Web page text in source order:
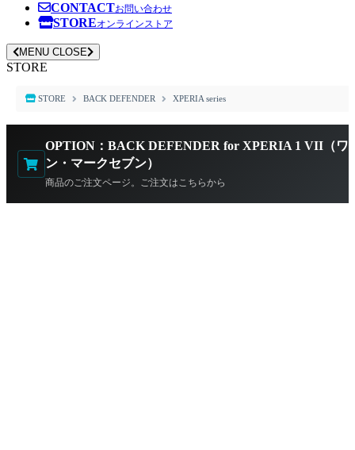
CONTACTお問い合わせ
STOREオンラインストア
MENU CLOSE
STORE
STORE BACK DEFENDER XPERIA series
OPTION：BACK DEFENDER for XPERIA 1 VII（ワ
ン・マークセブン）
商品のご注文ページ。ご注文はこちらから